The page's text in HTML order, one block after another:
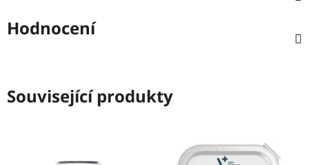
Hodnocení
Související produkty